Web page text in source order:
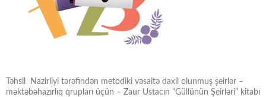
Təhsil Nazirliyi tərəfindən metodiki vəsaitə daxil olunmuş şeirlər –
məktəbəhazırlıq qrupları üçün – Zaur Ustacın “Güllünün Şeirləri” kitabı